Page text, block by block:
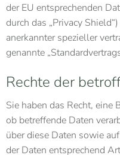
der EU entsprechenden
durch das „Privacy
anerkannter spezieller
genannte
Rechte der
Sie haben das Recht, eine
ob betreffende Daten
über diese Daten sowie
der Daten entsprechend